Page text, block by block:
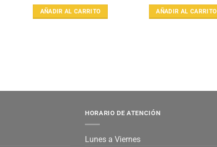
AÑADIR AL CARRITO AÑADIR AL CARRITO
HORARIO DE ATENCIÓN
Lunes a Viernes